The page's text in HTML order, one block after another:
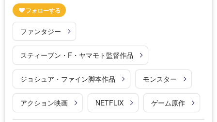
ファンタジー
スティーブン・F・ヤマモト監督作品
ジョシュア・ファイン脚本作品 モンスター
アクション映画 NETFLIX ゲーム原作